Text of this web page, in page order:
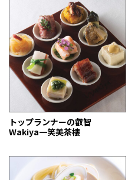
トップランナーの叡智
Wakiya一笑美茶樓